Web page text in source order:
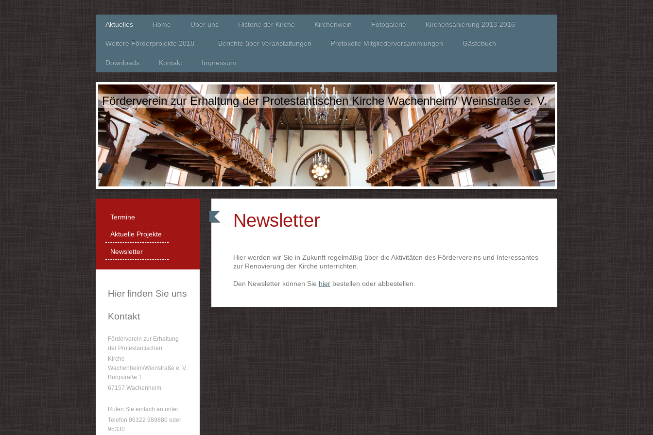
Aktuelles Home Über uns Historie der Kirche Kirchenwein Fotogalerie Kirchensanierung 2013-2016
Weitere Förderprojekte 2018 - Berichte über Veranstaltungen Protokolle Mitgliederversammlungen Gästebuch
Downloads Kontakt Impressum
Förderverein zur Erhaltung der Protestantischen Kirche Wachenheim/ Weinstraße e. V.
Newsletter
Hier werden wir Sie in Zukunft regelmäßig über die Aktivitäten des Fördervereins und Interessantes
zur Renovierung der Kirche unterrichten.
Den Newsletter können Sie hierbestellen oder abbestellen.
Termine
Aktuelle Projekte
Newsletter
Hier finden Sie uns
Kontakt
Förderverein zur Erhaltung
der Protestantischen
Kirche
Wachenheim/Weinstraße e. V.
Burgstraße 1
67157 Wachenheim
Rufen Sie einfach an unter
Telefon 06322 989880 oder
95330